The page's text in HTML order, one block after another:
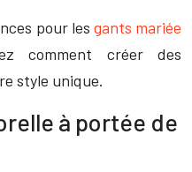
pour les gants mariée
comment créer des
style unique.
à portée de